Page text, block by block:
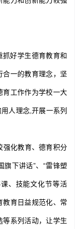
好学生德育教育和
合一的教育理念，坚
育工作作为学校一大
人理念,开展一系列
强化教育、德育积分
旗下讲话”、“雷锋塑
、技能文化节等活
育日益规范化、常
等系列活动，让学生